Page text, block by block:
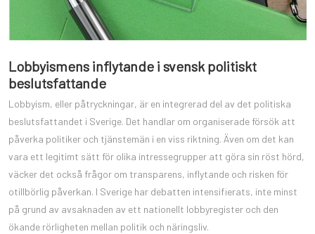
Lobbyismens inflytande i svensk politiskt
beslutsfattande
Lobbyism, eller påtryckningar, är en integrerad del av det politiska
beslutsfattandet i Sverige. Det handlar om organiserade försök att
påverka politiker och tjänstemän i en viss riktning. Även om det kan
vara ett legitimt sätt för olika intressegrupper att göra sin röst hörd,
väcker det också frågor om transparens, inflytande och risken för
otillbörlig påverkan. I Sverige har debatten intensifierats, inte minst
på grund av avsaknaden av ett nationellt lobbyregister och den
ökande rörligheten mellan politik och näringsliv.